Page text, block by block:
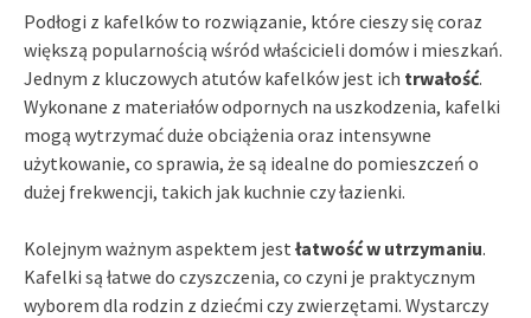
Podłogi z kafelków to rozwiązanie, które cieszy się coraz
większą popularnością wśród właścicieli domów i mieszkań.
Jednym z kluczowych atutów kafelków jest ich trwałość.
Wykonane z materiałów odpornych na uszkodzenia, kafelki
mogą wytrzymać duże obciążenia oraz intensywne
użytkowanie, co sprawia, że są idealne do pomieszczeń o
dużej frekwencji, takich jak kuchnie czy łazienki.
Kolejnym ważnym aspektem jest łatwość w utrzymaniu.
Kafelki są łatwe do czyszczenia, co czyni je praktycznym
wyborem dla rodzin z dziećmi czy zwierzętami. Wystarczy